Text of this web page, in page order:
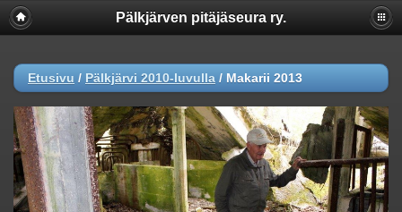
Pälkjärven pitäjäseura ry.
Etusivu / Pälkjärvi 2010-luvulla / Makarii 2013